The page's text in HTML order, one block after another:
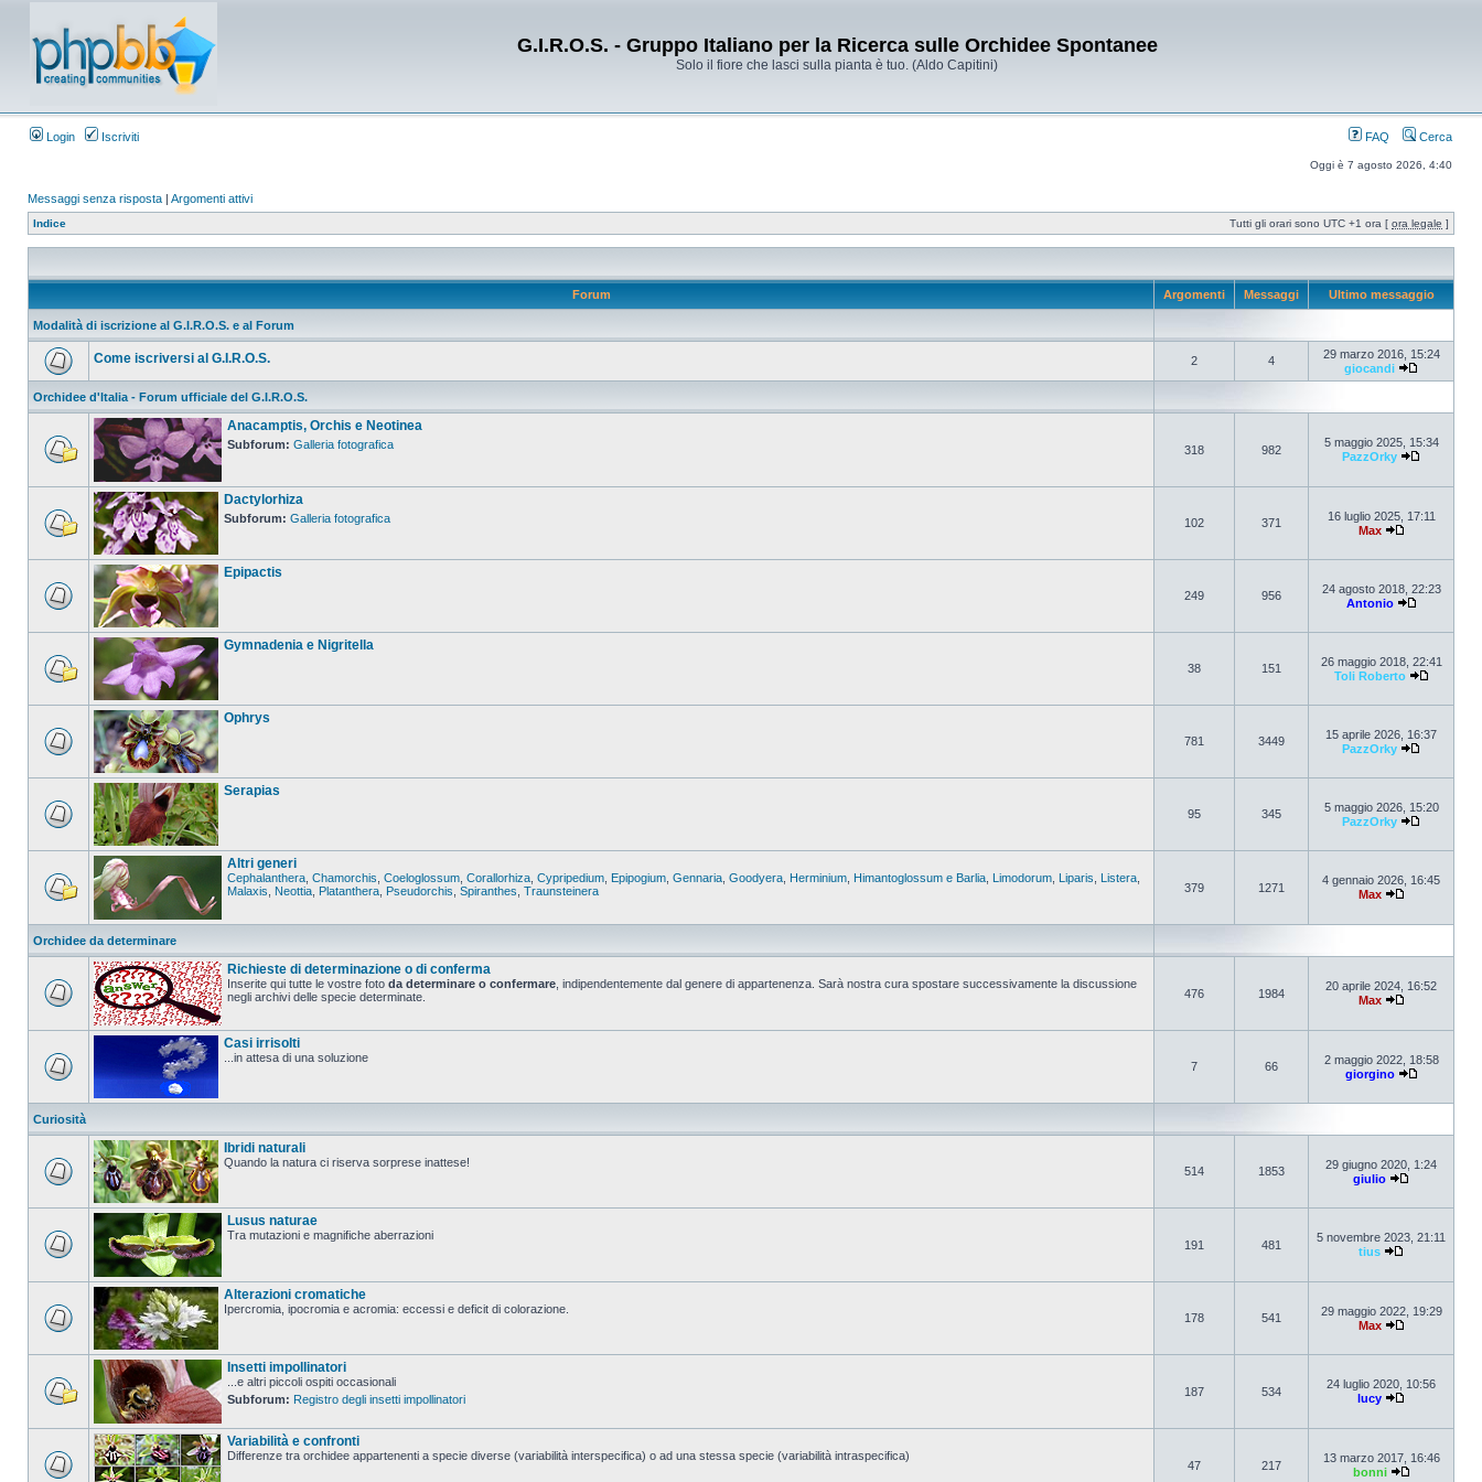
G.I.R.O.S. - Gruppo Italiano per la Ricerca sulle Orchidee Spontanee
Solo il fiore che lasci sulla pianta è tuo. (Aldo Capitini)
Login Iscriviti FAQ Cerca
Oggi è 7 agosto 2026, 4:40
Messaggi senza risposta | Argomenti attivi
Indice Tutti gli orari sono UTC +1 ora [ ora legale ]
Forum Argomenti Messaggi Ultimo messaggio
Modalità di iscrizione al G.I.R.O.S. e al Forum
Come iscriversi al G.I.R.O.S. 2 4
29 marzo 2016, 15:24
giocandi
Orchidee d'Italia - Forum ufficiale del G.I.R.O.S.
Anacamptis, Orchis e Neotinea
Subforum: Galleria fotografica 318 982
5 maggio 2025, 15:34
PazzOrky
Dactylorhiza
Subforum: Galleria fotografica 102 371
16 luglio 2025, 17:11
Max
Epipactis
249 956
24 agosto 2018, 22:23
Antonio
Gymnadenia e Nigritella
38 151
26 maggio 2018, 22:41
Toli Roberto
Ophrys
781 3449
15 aprile 2026, 16:37
PazzOrky
Serapias
95 345
5 maggio 2026, 15:20
PazzOrky
Altri generi
Cephalanthera Chamorchis Coeloglossum Corallorhiza Cypripedium Epipogium Gennaria Goodyera Herminium Himantoglossum e Barlia Limodorum Liparis Listera
Malaxis
Neottia Platanthera Pseudorchis Spiranthes Traunsteinera 379 1271
4 gennaio 2026, 16:45
Max
Orchidee da determinare
Richieste di determinazione o di conferma
Inserite qui tutte le vostre foto da determinare o confermare , indipendentemente dal genere di appartenenza. Sarà nostra cura spostare successivamente la discussione
negli archivi delle specie determinate.
476 1984
20 aprile 2024, 16:52
Max
Casi irrisolti
...in attesa di una soluzione
7 66
2 maggio 2022, 18:58
giorgino
Curiosità
Ibridi naturali
Quando la natura ci riserva sorprese inattese!
514 1853
29 giugno 2020, 1:24
giulio
Lusus naturae
Tra mutazioni e magnifiche aberrazioni
191 481
5 novembre 2023, 21:11
tius
Alterazioni cromatiche
Ipercromia, ipocromia e acromia: eccessi e deficit di colorazione.
178 541
29 maggio 2022, 19:29
Max
Insetti impollinatori
...e altri piccoli ospiti occasionali
Subforum: Registro degli insetti impollinatori
187 534
24 luglio 2020, 10:56
lucy
Variabilità e confronti
Differenze tra orchidee appartenenti a specie diverse (variabilità interspecifica) o ad una stessa specie (variabilità intraspecifica)
47 217
13 marzo 2017, 16:46
bonni